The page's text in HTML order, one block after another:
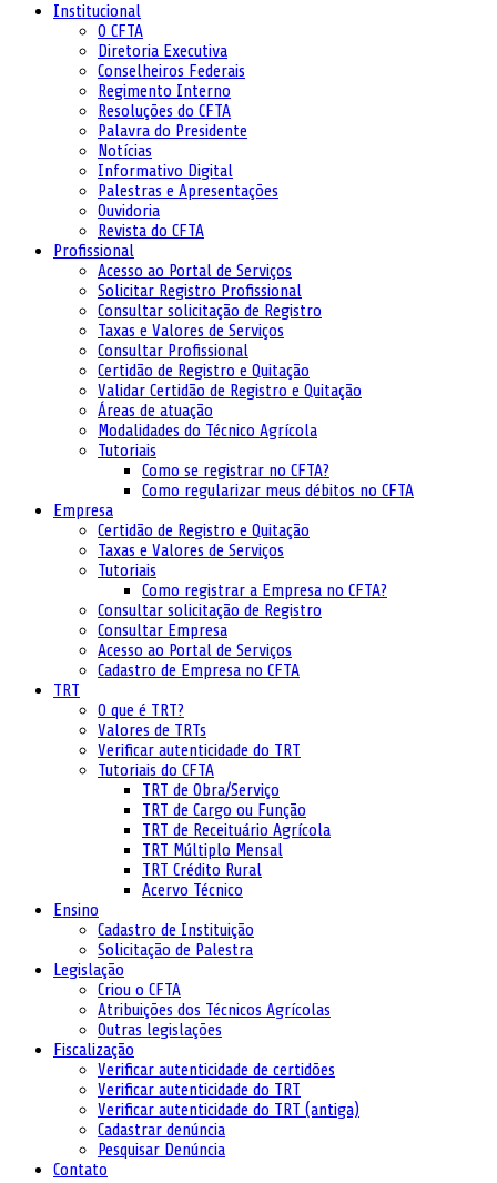
Institucional
O CFTA
Diretoria Executiva
Conselheiros Federais
Regimento Interno
Resoluções do CFTA
Palavra do Presidente
Notícias
Informativo Digital
Palestras e Apresentações
Ouvidoria
Revista do CFTA
Profissional
Acesso ao Portal de Serviços
Solicitar Registro Profissional
Consultar solicitação de Registro
Taxas e Valores de Serviços
Consultar Profissional
Certidão de Registro e Quitação
Validar Certidão de Registro e Quitação
Áreas de atuação
Modalidades do Técnico Agrícola
Tutoriais
Como se registrar no CFTA?
Como regularizar meus débitos no CFTA
Empresa
Certidão de Registro e Quitação
Taxas e Valores de Serviços
Tutoriais
Como registrar a Empresa no CFTA?
Consultar solicitação de Registro
Consultar Empresa
Acesso ao Portal de Serviços
Cadastro de Empresa no CFTA
TRT
O que é TRT?
Valores de TRTs
Verificar autenticidade do TRT
Tutoriais do CFTA
TRT de Obra/Serviço
TRT de Cargo ou Função
TRT de Receituário Agrícola
TRT Múltiplo Mensal
TRT Crédito Rural
Acervo Técnico
Ensino
Cadastro de Instituição
Solicitação de Palestra
Legislação
Criou o CFTA
Atribuições dos Técnicos Agrícolas
Outras legislações
Fiscalização
Verificar autenticidade de certidões
Verificar autenticidade do TRT
Verificar autenticidade do TRT (antiga)
Cadastrar denúncia
Pesquisar Denúncia
Contato